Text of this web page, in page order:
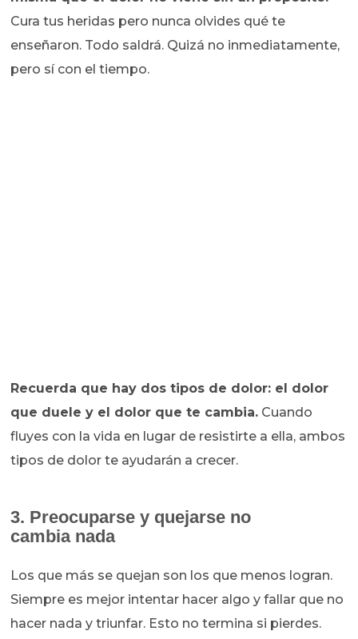
Cura tus heridas pero nunca olvides qué te
enseñaron. Todo saldrá. Quizá no inmediatamente,
pero sí con el tiempo.
Recuerda que hay dos tipos de dolor: el dolor
que duele y el dolor que te cambia. Cuando
fluyes con la vida en lugar de resistirte a ella, ambos
tipos de dolor te ayudarán a crecer.
3. Preocuparse y quejarse no
cambia nada
Los que más se quejan son los que menos logran.
Siempre es mejor intentar hacer algo y fallar que no
hacer nada y triunfar. Esto no termina si pierdes.